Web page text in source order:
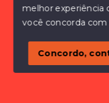
© Copyright 2026 -
SITE PARA IMOBILIARIA
melhor experiência
você concorda com
Concordo,